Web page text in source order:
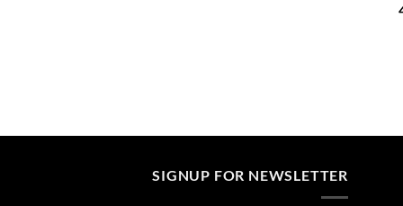
המחיר
SIGNUP FOR NEWSLETTER